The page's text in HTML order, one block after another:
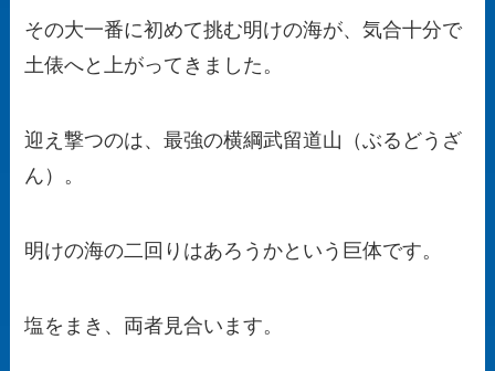
その大一番に初めて挑む明けの海が、気合十分で
土俵へと上がってきました。
迎え撃つのは、最強の横綱武留道山（ぶるどうざ
ん）。
明けの海の二回りはあろうかという巨体です。
塩をまき、両者見合います。